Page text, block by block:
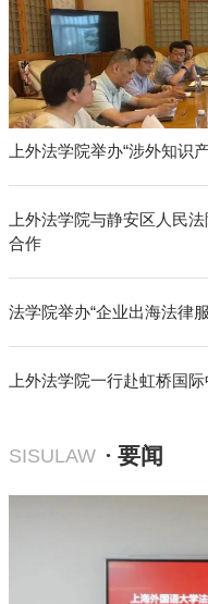
上外法学院举办“涉外知识
上外法学院与静安区人民
合作
法学院举办“企业出海法律
上外法学院一行赴虹桥国
SISULAW · 要闻